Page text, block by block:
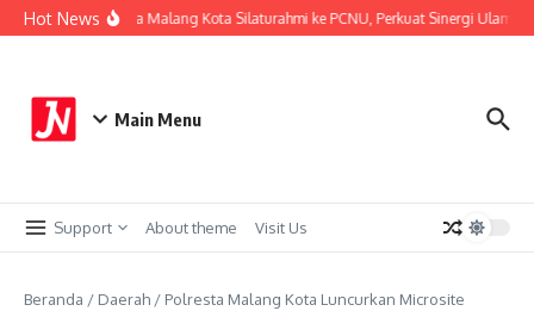
Lewati ke konten
Hot NewsKapolresta Malang Kota Silaturahmi ke PCNU, Perkuat Sinergi Ulama
Main Menu
Support About theme Visit Us
Beranda / Daerah / Polresta Malang Kota Luncurkan Microsite